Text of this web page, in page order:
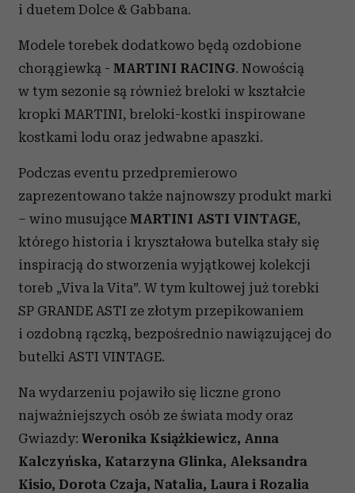
i duetem Dolce & Gabbana.
Modele torebek dodatkowo będą ozdobione
chorągiewką - MARTINI RACING. Nowością
w tym sezonie są również breloki w kształcie
kropki MARTINI, breloki-kostki inspirowane
kostkami lodu oraz jedwabne apaszki.
Podczas eventu przedpremierowo
zaprezentowano także najnowszy produkt marki
– wino musujące MARTINI ASTI VINTAGE,
którego historia i kryształowa butelka stały się
inspiracją do stworzenia wyjątkowej kolekcji
toreb „Viva la Vita”. W tym kultowej już torebki
SP GRANDE ASTI ze złotym przepikowaniem
i ozdobną rączką, bezpośrednio nawiązującej do
butelki ASTI VINTAGE.
Na wydarzeniu pojawiło się liczne grono
najważniejszych osób ze świata mody oraz
Gwiazdy: Weronika Książkiewicz, Anna
Kalczyńska, Katarzyna Glinka, Aleksandra
Kisio, Dorota Czaja, Natalia, Laura i Rozalia